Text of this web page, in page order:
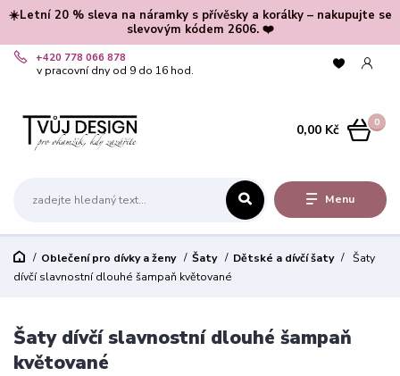
☀️Letní 20 % sleva na náramky s přívěsky a korálky – nakupujte se
slevovým kódem 2606. ❤️
Menu
+420 778 066 878
v pracovní dny od 9 do 16 hod.
0
0,00 Kč
Oblečení pro dívky a ženy Šaty Dětské a dívčí šaty
Šaty
dívčí slavnostní dlouhé šampaň květované
Šaty dívčí slavnostní dlouhé šampaň
květované